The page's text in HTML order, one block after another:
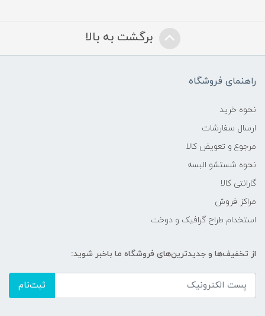
برگشت به بالا
راهنمای فروشگاه
نحوه خرید
ارسال سفارشات
مرجوع و تعویض کالا
نحوه شستشو البسه
گارانتی کالا
مراکز فروش
استخدام طراح گرافیک و دوخت
از تخفیف‌ها و جدیدترین‌های فروشگاه ما باخبر شوید:
ثبت‌نام